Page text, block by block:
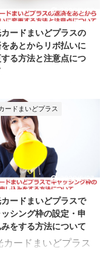
あるかと思います。
記事では、出光カー
いどプラスの金利手
、金利手数料を抑え
めのポイントについ
ついて ここでのポイ
1回払い・2回払
ボーナス一括払いは
手数料なし 分割払
ボーナス2回払い・
払いは金利手数料あ
光カードまいどプラ
ショッピング枠を利
た場合は、返 ...
2020/5/27
ードまいどプラスの
あとからリボ払いに
る方法と注意点につ
済をあとからリボ払
変更する方法と注意
ついて、ご紹介して
ます。 分割払いに申
をしたけれど、限度
超えていて利用でき
場合は、あとからリ
いにする選択肢もあ
と思います。 この記
は、出光カードまい
ラスの支払い方法を
ードまいどプラス
2020/5/27
ードまいどプラスで
シング枠の設定・申
みをする方法について
カードまいどプラス